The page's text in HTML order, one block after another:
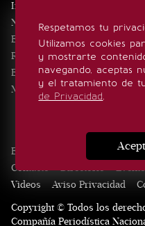
Respetamos tu
Utilizamos cookies
y mostrarte
navegando, aceptas
y el tratamiento de
de Privacidad.
Inicio
Noticias
Eventos
Realeza
Estilo de vida
Minuto x Minuto
Edición Impresa Noticias
Contacto
Directorio
Videos
Aviso Privacidad
Copyright © Todos los
Compañía Periodística